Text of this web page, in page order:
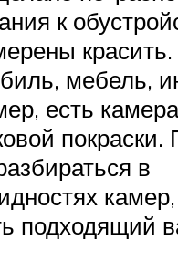
к
мебель,
есть
покраски.
в
подходящий